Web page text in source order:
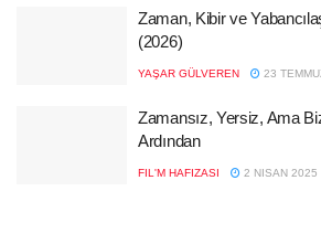
Zaman, Kibir ve
(2026)
YAŞAR GÜLVEREN 23
Zamansız, Yersiz, Ama
Ardından
FIL'M HAFIZASI 2 NISAN 2025